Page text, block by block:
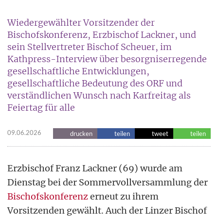
Wiedergewählter Vorsitzender der
Bischofskonferenz, Erzbischof Lackner, und
sein Stellvertreter Bischof Scheuer, im
Kathpress-Interview über besorgniserregende
gesellschaftliche Entwicklungen,
gesellschaftliche Bedeutung des ORF und
verständlichen Wunsch nach Karfreitag als
Feiertag für alle
09.06.2026 drucken teilen tweet teilen
Erzbischof Franz Lackner (69) wurde am
Dienstag bei der Sommervollversammlung der
Bischofskonferenzerneut zu ihrem
Vorsitzenden gewählt. Auch der Linzer Bischof